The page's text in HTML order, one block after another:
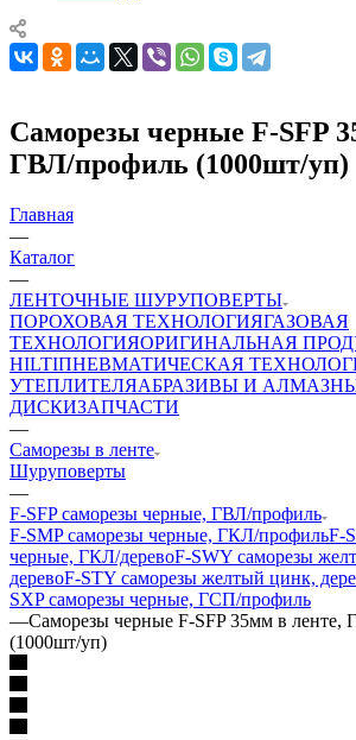
Саморезы черные F-SFP
ГВЛ/профиль (1000шт/уп)
Главная
—
Каталог
—
ЛЕНТОЧНЫЕ ШУРУПОВЕРТЫ
ПОРОХОВАЯ ТЕХНОЛОГИЯГАЗОВАЯ
ТЕХНОЛОГИЯОРИГИНАЛЬНАЯ
HILTIПНЕВМАТИЧЕСКАЯ
УТЕПЛИТЕЛЯАБРАЗИВЫ И
ДИСКИЗАПЧАСТИ
—
Саморезы в ленте
Шуруповерты
—
F-SFP саморезы черные, ГВЛ/профиль
F-SMP саморезы черные, ГКЛ/профильF-
черные, ГКЛ/деревоF-SWY саморезы
деревоF-STY саморезы желтый цинк,
SXP саморезы черные, ГСП/профиль
—Саморезы черные F-SFP 35мм в ленте,
(1000шт/уп)